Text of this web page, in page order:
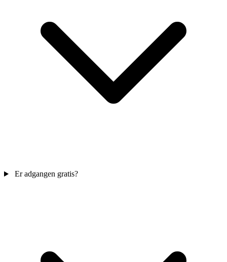
Er adgangen gratis?